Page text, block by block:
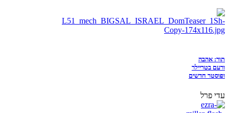
תור: אהבה
ורעם בטריילר
ופוסטר חדשים
עדי פרל